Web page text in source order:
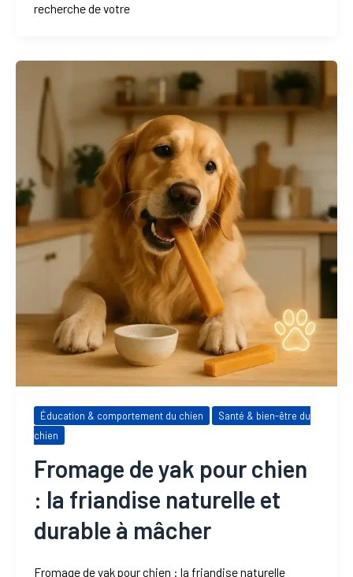
recherche de votre
Éducation & comportement du chien
Santé & bien-être du
chien
Fromage de yak pour chien
: la friandise naturelle et
durable à mâcher
Fromage de yak pour chien : la friandise naturelle